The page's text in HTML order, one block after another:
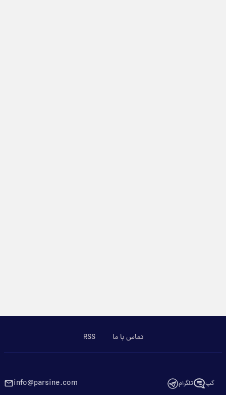
تماس با ما RSS
گپ تلگرام info@parsine.com